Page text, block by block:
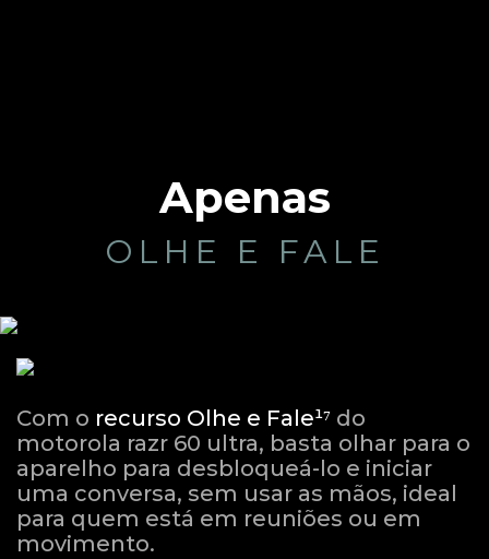
Apenas
OLHE E FALE
Com o recurso Olhe e Fale¹⁷ do
motorola razr 60 ultra, basta olhar para o
aparelho para desbloqueá-lo e iniciar
uma conversa, sem usar as mãos, ideal
para quem está em reuniões ou em
movimento.